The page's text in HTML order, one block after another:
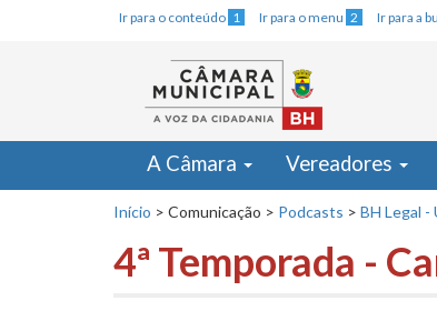
Ir para o conteúdo 1 Ir para o menu 2 Ir para a
A Câmara Vereadores
Início > Comunicação > Podcasts > BH Legal -
4ª Temporada -